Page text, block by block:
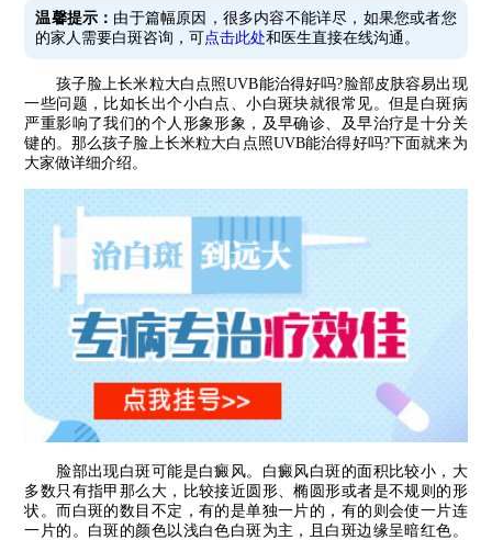
温馨提示： 由于篇幅原因，很多内容不能详尽，如果您或者您
的家人需要白斑咨询，可点击此处和医生直接在线沟通。
孩子脸上长米粒大白点照UVB能治得好吗?脸部皮肤容易出现
一些问题，比如长出个小白点、小白斑块就很常见。但是白斑病
严重影响了我们的个人形象形象，及早确诊、及早治疗是十分关
键的。那么孩子脸上长米粒大白点照UVB能治得好吗?下面就来为
大家做详细介绍。
脸部出现白斑可能是白癜风。白癜风白斑的面积比较小，大
多数只有指甲那么大，比较接近圆形、椭圆形或者是不规则的形
状。而白斑的数目不定，有的是单独一片的，有的则会使一片连
一片的。白斑的颜色以浅白色白斑为主，且白斑边缘呈暗红色。